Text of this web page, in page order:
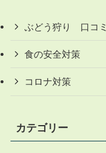
ぶどう狩り 口コミ
食の安全対策
コロナ対策
カテゴリー